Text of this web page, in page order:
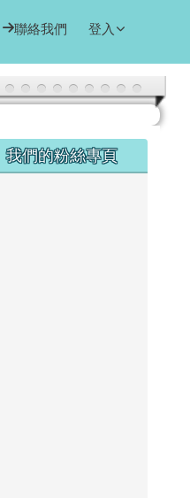
聯絡我們 登入
右邊區域內容
我們的粉絲專頁